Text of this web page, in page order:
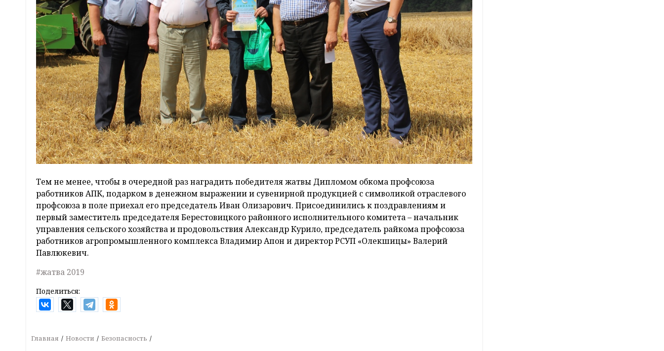
Тем не менее, чтобы в очередной раз наградить победителя жатвы Дипломом обкома профсоюза
работников АПК, подарком в денежном выражении и сувенирной продукцией с символикой отраслевого
профсоюза в поле приехал его председатель Иван Олизарович. Присоединились к поздравлениям и
первый заместитель председателя Берестовицкого районного исполнительного комитета – начальник
управления сельского хозяйства и продовольствия Александр Курило, председатель райкома профсоюза
работников агропромышленного комплекса Владимир Апон и директор РСУП «Олекшицы» Валерий
Павлюкевич.
#жатва 2019
Поделиться:
Главная Новости Безопасность